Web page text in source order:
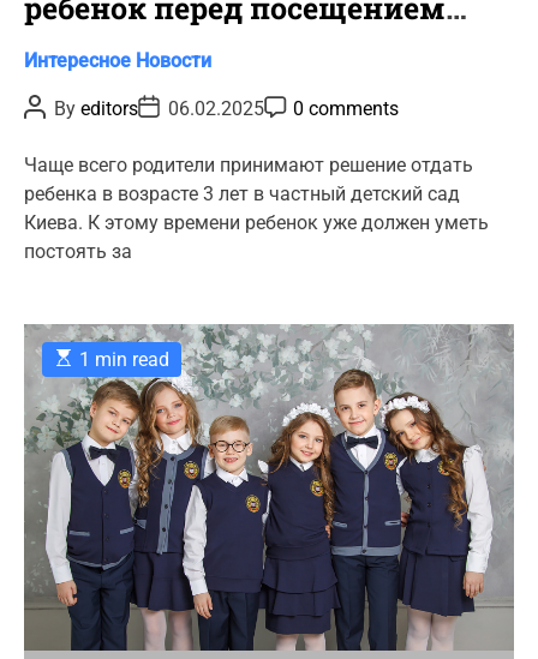
частного детского садика в
Киеве?
C
t
o
r
i
s
Интересное Новости
P
o
t
A
u
t
h
o
By editorsP
o
t
D
a
t
e
06.02.2025P
o
t
o
m
0 comments
Чаще всего родители принимают решение отдать
ребенка в возрасте 3 лет в частный детский сад
Киева. К этому времени ребенок уже должен уметь
постоять за
E
s
t
i
m
a
a
d
t
1 min read